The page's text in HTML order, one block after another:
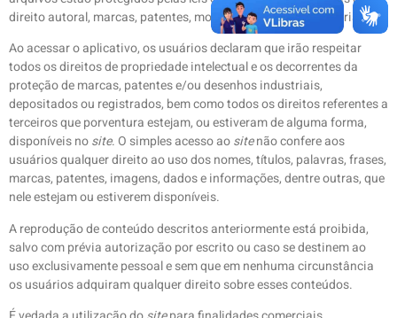
direito autoral, marcas, patentes, modelos e desenhos industriais.
Ao acessar o aplicativo, os usuários declaram que irão respeitar
todos os direitos de propriedade intelectual e os decorrentes da
proteção de marcas, patentes e/ou desenhos industriais,
depositados ou registrados, bem como todos os direitos referentes a
terceiros que porventura estejam, ou estiveram de alguma forma,
disponíveis nosite. O simples acesso aositenão confere aos
usuários qualquer direito ao uso dos nomes, títulos, palavras, frases,
marcas, patentes, imagens, dados e informações, dentre outras, que
nele estejam ou estiverem disponíveis.
A reprodução de conteúdo descritos anteriormente está proibida,
salvo com prévia autorização por escrito ou caso se destinem ao
uso exclusivamente pessoal e sem que em nenhuma circunstância
os usuários adquiram qualquer direito sobre esses conteúdos.